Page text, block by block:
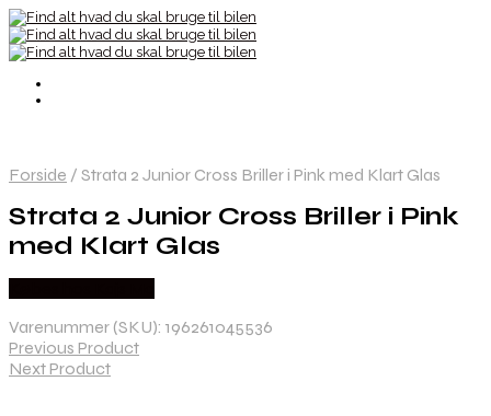
Forside / Strata 2 Junior Cross Briller i Pink med Klart Glas
Strata 2 Junior Cross Briller i Pink
med Klart Glas
Varenummer (SKU): 196261045536
Previous Product
Next Product